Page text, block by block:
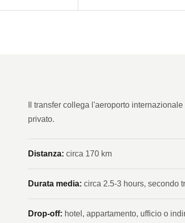
Il transfer collega l'aeroporto
privato.
Distanza: circa 170 km
Durata media: circa 2.5-3 hours, secondo
Drop-off: hotel, appartamento, ufficio o